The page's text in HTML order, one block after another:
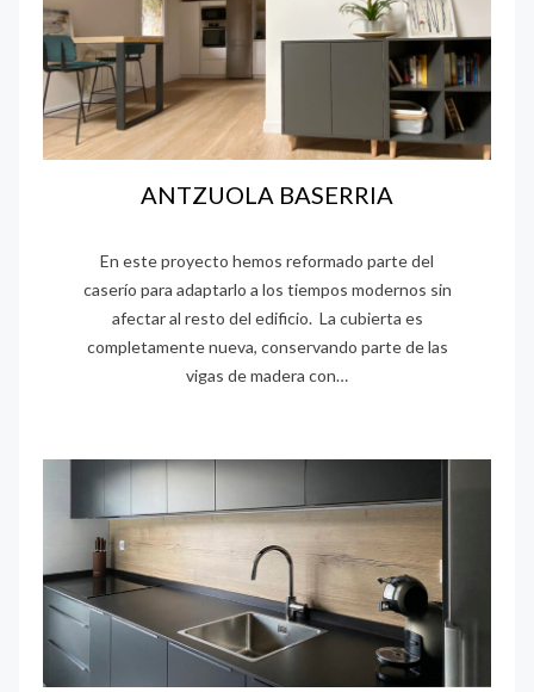
ANTZUOLA BASERRIA
En este proyecto hemos reformado parte del
caserío para adaptarlo a los tiempos modernos sin
afectar al resto del edificio. La cubierta es
completamente nueva, conservando parte de las
vigas de madera con…